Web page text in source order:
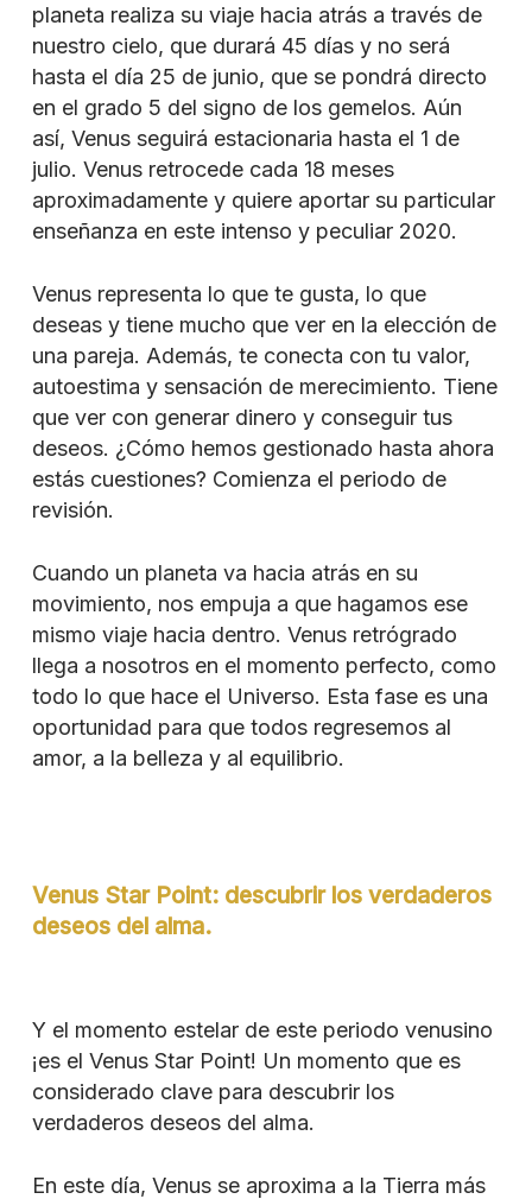
planeta realiza su viaje hacia atrás a través de
nuestro cielo, que durará 45 días y no será
hasta el día 25 de junio, que se pondrá directo
en el grado 5 del signo de los gemelos. Aún
así, Venus seguirá estacionaria hasta el 1 de
julio. Venus retrocede cada 18 meses
aproximadamente y quiere aportar su particular
enseñanza en este intenso y peculiar 2020.
Venus representa lo que te gusta, lo que
deseas y tiene mucho que ver en la elección de
una pareja. Además, te conecta con tu valor,
autoestima y sensación de merecimiento. Tiene
que ver con generar dinero y conseguir tus
deseos. ¿Cómo hemos gestionado hasta ahora
estás cuestiones? Comienza el periodo de
revisión.
Cuando un planeta va hacia atrás en su
movimiento, nos empuja a que hagamos ese
mismo viaje hacia dentro. Venus retrógrado
llega a nosotros en el momento perfecto, como
todo lo que hace el Universo. Esta fase es una
oportunidad para que todos regresemos al
amor, a la belleza y al equilibrio.
Venus Star Point: descubrir los verdaderos
deseos del alma.
Y el momento estelar de este periodo venusino
¡es el Venus Star Point! Un momento que es
considerado clave para descubrir los
verdaderos deseos del alma.
En este día, Venus se aproxima a la Tierra más